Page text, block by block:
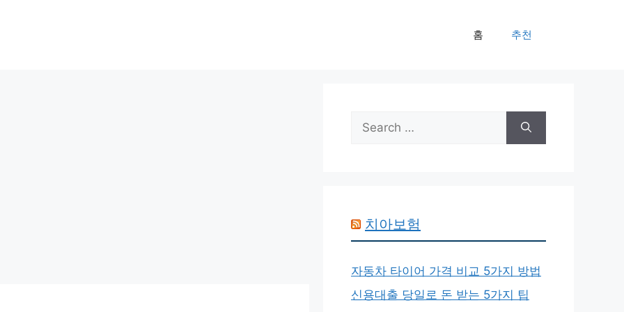
홈 추천
Search
for:
치아보험
자동차 타이어 가격 비교 5가지 방법
신용대출 당일로 돈 받는 5가지 팁